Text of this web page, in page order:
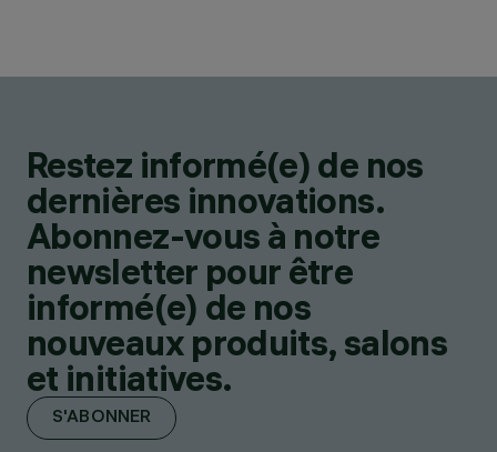
Restez informé(e) de nos
dernières innovations.
Abonnez-vous à notre
newsletter pour être
informé(e) de nos
nouveaux produits, salons
et initiatives.
S'ABONNER